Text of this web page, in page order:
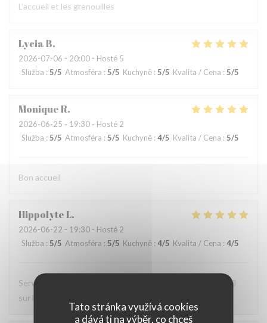
Tato stránka využívá cookies
a dává ti na výběr, co chceš
L’accueil et les grenouilles
LyciaB
2026-07-06 - 20:00 - Hosté 5
Služba : 5/5 Atmosféra : 5/5 Kuchyně : 5/5 Kvalita / Cena : 5/5
MoniqueR
2026-06-25 - 19:30 - Hosté 2
Služba : 5/5 Atmosféra : 5/5 Kuchyně : 4/5 Kvalita / Cena : 5/5
Bon accueil
HippolyteL
2026-06-22 - 19:30 - Hosté 2
Služba : 5/5 Atmosféra : 5/5 Kuchyně : 4/5 Kvalita / Cena : 4/5
Serveur très agréable nourriture très bonne et bon conseil
sur le pinard